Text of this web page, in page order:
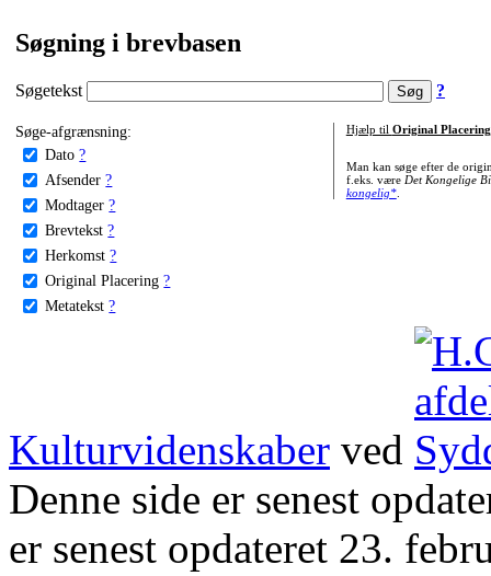
Søgning i brevbasen
Søgetekst ?
Søge-afgrænsning:
Dato ?
Afsender ?
Modtager ?
Brevtekst ?
Herkomst ?
Original Placering ?
Metatekst ?
Hjælp til Original Placering
Man kan søge efter de
f.eks. være Det Kongelige
kongelig*.
Kulturvidenskaber ved
Denne side er senest
er senest opdateret 23.